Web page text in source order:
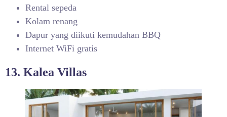
Rental sepeda
Kolam renang
Dapur yang diikuti kemudahan BBQ
Internet WiFi gratis
13. Kalea Villas